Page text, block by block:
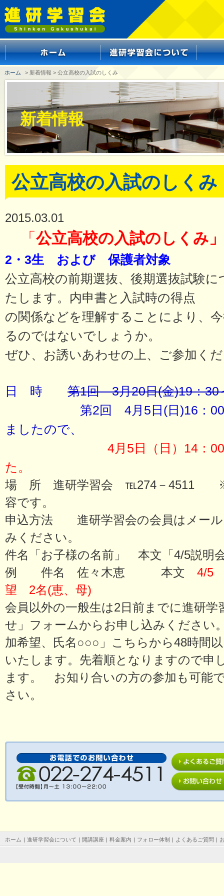
ホーム > 新着情報 > 公立高校の入試のしくみ
新着情報
公立高校の入試のしくみ
2015.03.01
「 公立高校の入試のしくみ
2・3生 および 保護者対象
公立高校の前期選抜、後期選抜試験
たします。内申書と入試時の得点
の関係などを理解することにより、
るのではないでしょうか。
ぜひ、お誘いあわせの上、ご参加く
日 時 第1回 3月20日(金)19：30
第2回 4月5日(日)16：00
ましたので、
4月5日（日）14：00
た。
場 所 進研学習会 ℡274－4511 ※
容です。
申込方法 進研学習会の会員はメール
みください。
件名「お子様の名前」 本文「4/5説
例 件名 佐々木恵 本文 4/5
望 2名(恵、母)
会員以外の一般生は2日前までに進研
せ」フォームからお申し込みください
加希望、氏名○○○」こちらから48時間
いたします。先着順となりますので申
ます。 お知り合いの方の参加も可能
さい。
ホーム | 進研学習会について | 開講講座 | 料金案内 | フォロー体制 | よくあるご質問 |